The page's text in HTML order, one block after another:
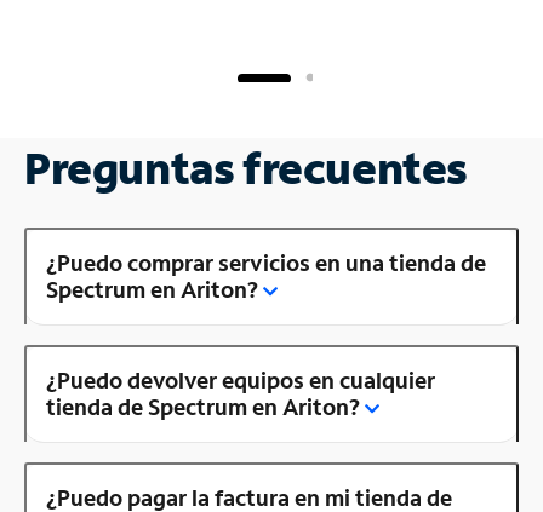
Preguntas frecuentes
¿Puedo comprar servicios en una tienda de
Spectrum en Ariton?
¿Puedo devolver equipos en cualquier
tienda de Spectrum en Ariton?
¿Puedo pagar la factura en mi tienda de